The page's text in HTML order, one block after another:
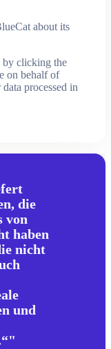
about its
by clicking the
on behalf of
processed in
die
von
haben
nicht
und